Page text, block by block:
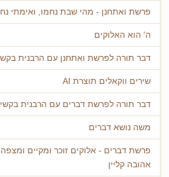
פרשת ואתחנן - מהי שבת נחמו, ואימתי
ה' הוא האלוקים
דבר תורה לפרשת ואתחנן עם הרבנית בקשי
שירים ווקאלים תוצרת AI
דבר תורה לפרשת דברים עם הרבנית בקשי
משה נושא דברים
פרשת דברים - אלוקים זוכר ומקיים
אהובה קליין